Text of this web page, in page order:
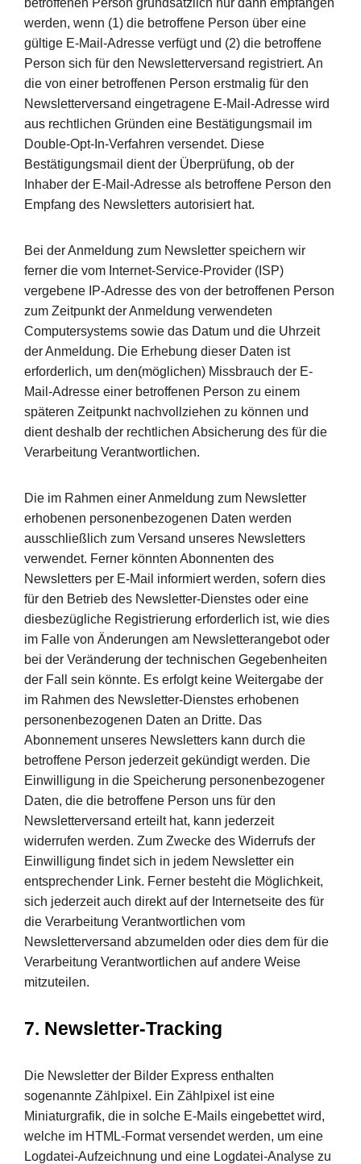
betroffenen Person grundsätzlich nur dann empfangen
werden, wenn (1) die betroffene Person über eine
gültige E-Mail-Adresse verfügt und (2) die betroffene
Person sich für den Newsletterversand registriert. An
die von einer betroffenen Person erstmalig für den
Newsletterversand eingetragene E-Mail-Adresse wird
aus rechtlichen Gründen eine Bestätigungsmail im
Double-Opt-In-Verfahren versendet. Diese
Bestätigungsmail dient der Überprüfung, ob der
Inhaber der E-Mail-Adresse als betroffene Person den
Empfang des Newsletters autorisiert hat.
Bei der Anmeldung zum Newsletter speichern wir
ferner die vom Internet-Service-Provider (ISP)
vergebene IP-Adresse des von der betroffenen Person
zum Zeitpunkt der Anmeldung verwendeten
Computersystems sowie das Datum und die Uhrzeit
der Anmeldung. Die Erhebung dieser Daten ist
erforderlich, um den(möglichen) Missbrauch der E-
Mail-Adresse einer betroffenen Person zu einem
späteren Zeitpunkt nachvollziehen zu können und
dient deshalb der rechtlichen Absicherung des für die
Verarbeitung Verantwortlichen.
Die im Rahmen einer Anmeldung zum Newsletter
erhobenen personenbezogenen Daten werden
ausschließlich zum Versand unseres Newsletters
verwendet. Ferner könnten Abonnenten des
Newsletters per E-Mail informiert werden, sofern dies
für den Betrieb des Newsletter-Dienstes oder eine
diesbezügliche Registrierung erforderlich ist, wie dies
im Falle von Änderungen am Newsletterangebot oder
bei der Veränderung der technischen Gegebenheiten
der Fall sein könnte. Es erfolgt keine Weitergabe der
im Rahmen des Newsletter-Dienstes erhobenen
personenbezogenen Daten an Dritte. Das
Abonnement unseres Newsletters kann durch die
betroffene Person jederzeit gekündigt werden. Die
Einwilligung in die Speicherung personenbezogener
Daten, die die betroffene Person uns für den
Newsletterversand erteilt hat, kann jederzeit
widerrufen werden. Zum Zwecke des Widerrufs der
Einwilligung findet sich in jedem Newsletter ein
entsprechender Link. Ferner besteht die Möglichkeit,
sich jederzeit auch direkt auf der Internetseite des für
die Verarbeitung Verantwortlichen vom
Newsletterversand abzumelden oder dies dem für die
Verarbeitung Verantwortlichen auf andere Weise
mitzuteilen.
7. Newsletter-Tracking
Die Newsletter der Bilder Express enthalten
sogenannte Zählpixel. Ein Zählpixel ist eine
Miniaturgrafik, die in solche E-Mails eingebettet wird,
welche im HTML-Format versendet werden, um eine
Logdatei-Aufzeichnung und eine Logdatei-Analyse zu